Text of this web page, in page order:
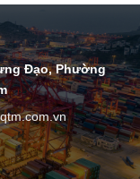
Đạo, Phường